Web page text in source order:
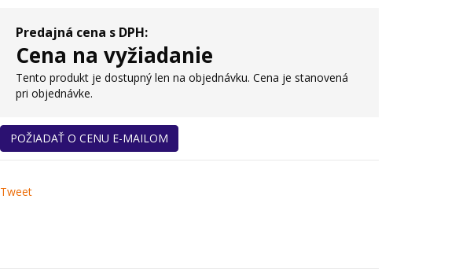
Predajná cena s DPH:
Cena na vyžiadanie
Tento produkt je dostupný len na objednávku. Cena je stanovená
pri objednávke.
POŽIADAŤ O CENU E-MAILOM
Tweet